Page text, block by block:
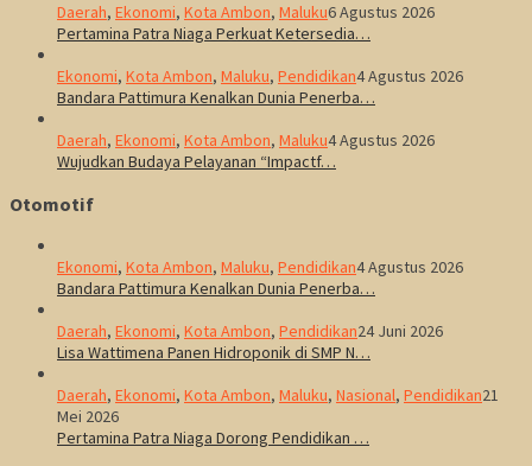
Daerah, Ekonomi, Kota Ambon, Maluku6 Agustus 2026
Pertamina Patra Niaga Perkuat Ketersedia…
Ekonomi, Kota Ambon, Maluku, Pendidikan4 Agustus 2026
Bandara Pattimura Kenalkan Dunia Penerba…
Daerah, Ekonomi, Kota Ambon, Maluku4 Agustus 2026
Wujudkan Budaya Pelayanan “Impactf…
Otomotif
Ekonomi, Kota Ambon, Maluku, Pendidikan4 Agustus 2026
Bandara Pattimura Kenalkan Dunia Penerba…
Daerah, Ekonomi, Kota Ambon, Pendidikan24 Juni 2026
Lisa Wattimena Panen Hidroponik di SMP N…
Daerah, Ekonomi, Kota Ambon, Maluku, Nasional, Pendidikan21
Mei 2026
Pertamina Patra Niaga Dorong Pendidikan …